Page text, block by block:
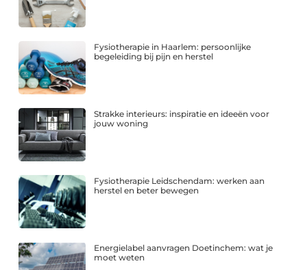
Fysiotherapie in Haarlem: persoonlijke
begeleiding bij pijn en herstel
Strakke interieurs: inspiratie en ideeën voor
jouw woning
Fysiotherapie Leidschendam: werken aan
herstel en beter bewegen
Energielabel aanvragen Doetinchem: wat je
moet weten